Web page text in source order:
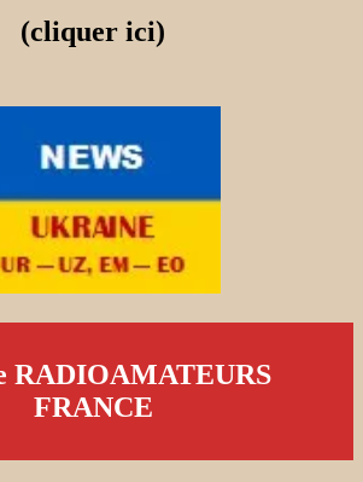
(cliquer ici)
RADIOAMATEURS
FRANCE